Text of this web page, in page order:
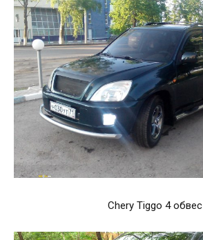
Chery Tiggo 4 обвес